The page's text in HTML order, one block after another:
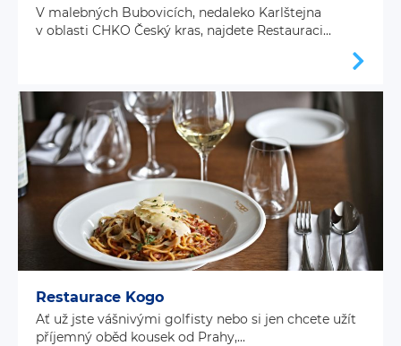
V malebných Bubovicích, nedaleko Karlštejna
v oblasti CHKO Český kras, najdete Restauraci...
Restaurace Kogo
Ať už jste vášnivými golfisty nebo si jen chcete užít
příjemný oběd kousek od Prahy,...